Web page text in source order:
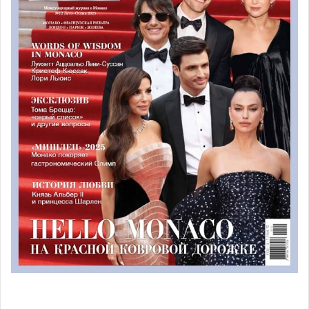
Два ужина от Доминика Лори и Йоана Конте
запланированы на 21 и 22 июня в ресторане Le Grill
(одна звезда Мишлен) Отеля де Пари.
14 и 15 сентября в отеле Эрмитаж состоится
завершающий фестиваль гастрономический прием в
Pavylon Monte-Carlo (одна звезда Мишлен) Янника
Аллено в присутствии князя. Главу государства примет
американский шеф-повар Saison (две звезды Мишлен) в
Сан-Франциско Ричард Ли.
Гости фестиваля смогут насладиться эксклюзивным
вином из погребов Отеля де Пари, которым в этом году
исполняется 150 лет. Здесь хранится около 350 000
редких сортов.